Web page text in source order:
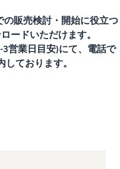
販売検討・開始に役立つ
ードいただけます。
営業日目安)にて、電話で
ております。